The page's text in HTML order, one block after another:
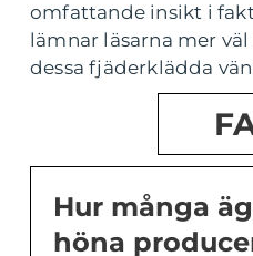
omfattande insikt i
lämnar läsarna mer
dessa fjäderklädda
Hur många
höna